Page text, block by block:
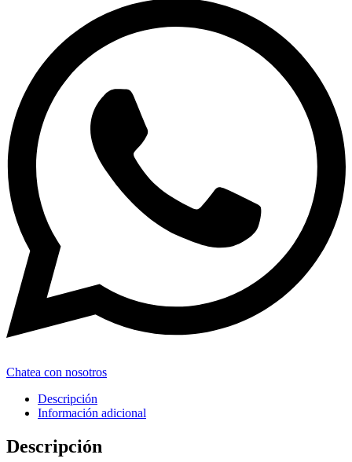
Chatea con nosotros
Descripción
Información adicional
Descripción